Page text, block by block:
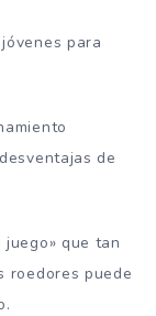
para
de
juego» que tan
roedores puede